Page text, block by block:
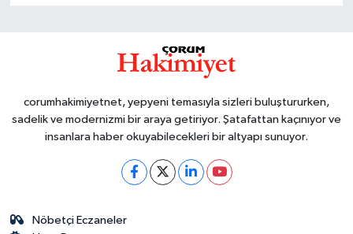
corumhakimiyetnet, yepyeni temasıyla sizleri buluştururken,
sadelik ve modernizmi bir araya getiriyor. Şatafattan kaçınıyor ve
insanlara haber okuyabilecekleri bir altyapı sunuyor.
Nöbetçi Eczaneler